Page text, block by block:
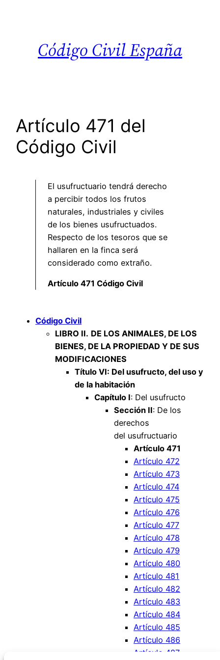
Código Civil España
Artículo 471 del
Código Civil
El usufructuario tendrá derecho
a percibir todos los frutos
naturales, industriales y civiles
de los bienes usufructuados.
Respecto de los tesoros que se
hallaren en la finca será
considerado como extraño.
Artículo 471 Código Civil
Código Civil
LIBRO II. DE LOS ANIMALES, DE LOS
BIENES, DE LA PROPIEDAD Y DE SUS
MODIFICACIONES
Título VI: Del usufructo, del uso y
de la habitación
Capítulo I: Del usufructo
Sección II: De los
derechos
del usufructuario
Artículo 471
Artículo 472
Artículo 473
Artículo 474
Artículo 475
Artículo 476
Artículo 477
Artículo 478
Artículo 479
Artículo 480
Artículo 481
Artículo 482
Artículo 483
Artículo 484
Artículo 485
Artículo 486
Artículo 487